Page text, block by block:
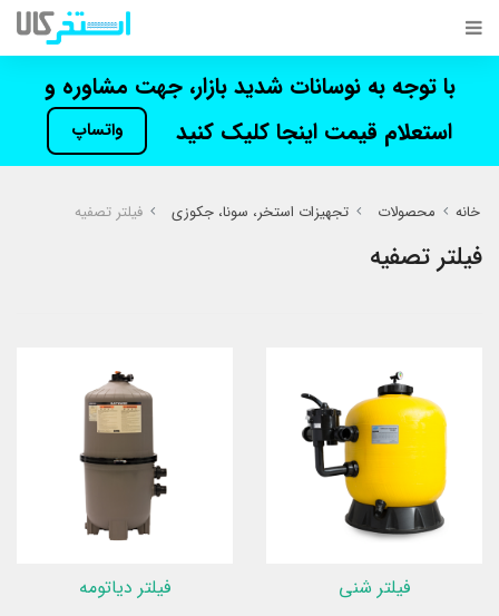
با توجه به نوسانات شدید بازار، جهت مشاوره و
استعلام قیمت اینجا کلیک کنید
واتساپ
خانه محصولات تجهیزات استخر، سونا، جکوزی فیلتر تصفیه
فیلتر تصفیه
فیلتر شنی فیلتر دیاتومه